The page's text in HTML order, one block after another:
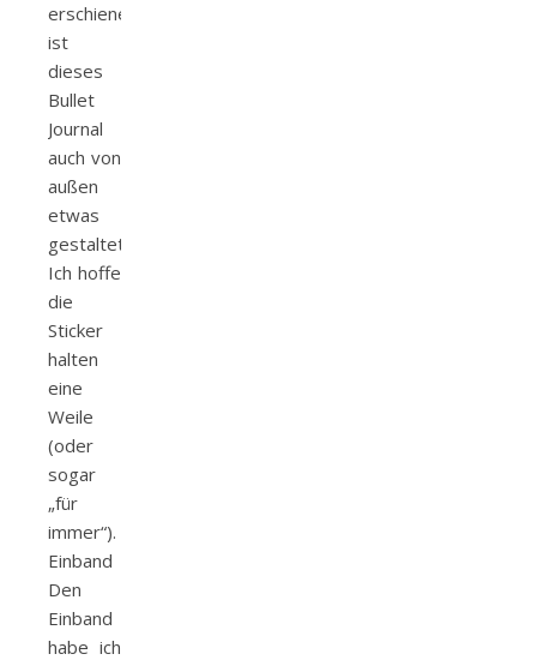
erschienen,
ist
dieses
Bullet
Journal
auch von
außen
etwas
gestaltet.
Ich hoffe
die
Sticker
halten
eine
Weile
(oder
sogar
„für
immer“).
Einband
Den
Einband
habe ich